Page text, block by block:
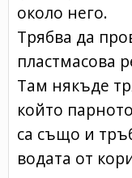
около него.
Трябва да
пластмасова
Там някъде
който
са също и
водата от